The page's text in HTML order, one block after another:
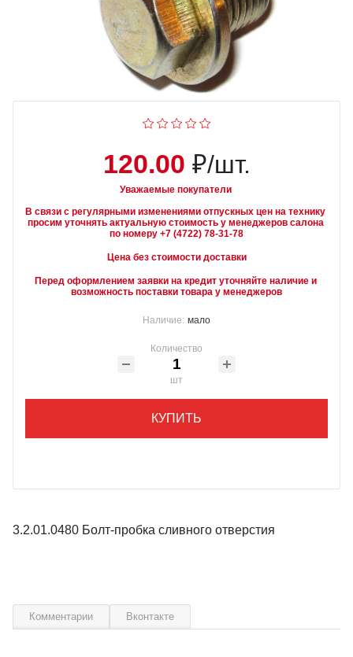
120.00 ₽/шт.
Уважаемые покупатели
В связи с регулярными изменениями отпускных цен на технику
просим уточнять актуальную стоимость у менеджеров салона
Цена без стоимости доставки
Перед оформлением заявки на кредит уточняйте наличие и
возможность поставки товара у менеджеров
Наличие: мало
Количество
шт
КУПИТЬ
3.2.01.0480 Болт-пробка сливного отверстия
Комментарии Вконтакте